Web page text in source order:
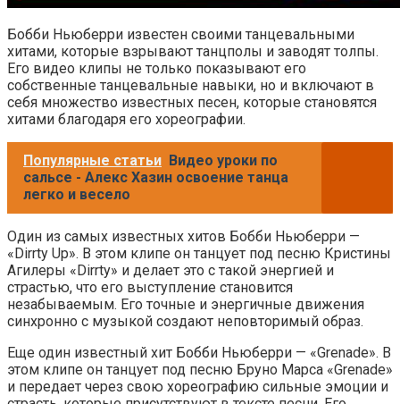
Бобби Ньюберри известен своими танцевальными
хитами, которые взрывают танцполы и заводят толпы.
Его видео клипы не только показывают его
собственные танцевальные навыки, но и включают в
себя множество известных песен, которые становятся
хитами благодаря его хореографии.
Популярные статьи Видео уроки по
сальсе - Алекс Хазин освоение танца
легко и весело
Один из самых известных хитов Бобби Ньюберри —
«Dirrty Up». В этом клипе он танцует под песню Кристины
Агилеры «Dirrty» и делает это с такой энергией и
страстью, что его выступление становится
незабываемым. Его точные и энергичные движения
синхронно с музыкой создают неповторимый образ.
Еще один известный хит Бобби Ньюберри — «Grenade». В
этом клипе он танцует под песню Бруно Марса «Grenade»
и передает через свою хореографию сильные эмоции и